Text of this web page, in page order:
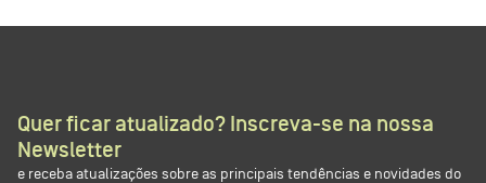
Quer ficar atualizado? Inscreva-se na nossa
Newsletter
e receba atualizações sobre as principais tendências e novidades do